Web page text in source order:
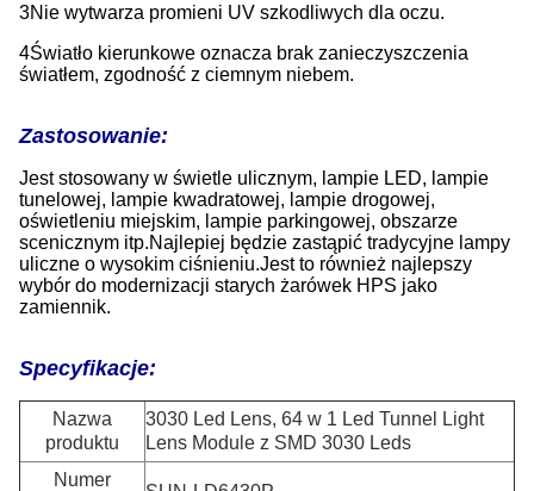
3Nie wytwarza promieni UV szkodliwych dla oczu.
4Światło kierunkowe oznacza brak zanieczyszczenia
światłem, zgodność z ciemnym niebem.
Zastosowanie:
Jest stosowany w świetle ulicznym, lampie LED, lampie
tunelowej, lampie kwadratowej, lampie drogowej,
oświetleniu miejskim, lampie parkingowej, obszarze
scenicznym itp.Najlepiej będzie zastąpić tradycyjne lampy
uliczne o wysokim ciśnieniu.Jest to również najlepszy
wybór do modernizacji starych żarówek HPS jako
zamiennik.
Specyfikacje:
Nazwa
produktu
3030 Led Lens, 64 w 1 Led Tunnel Light
Lens Module z SMD 3030 Leds
Numer